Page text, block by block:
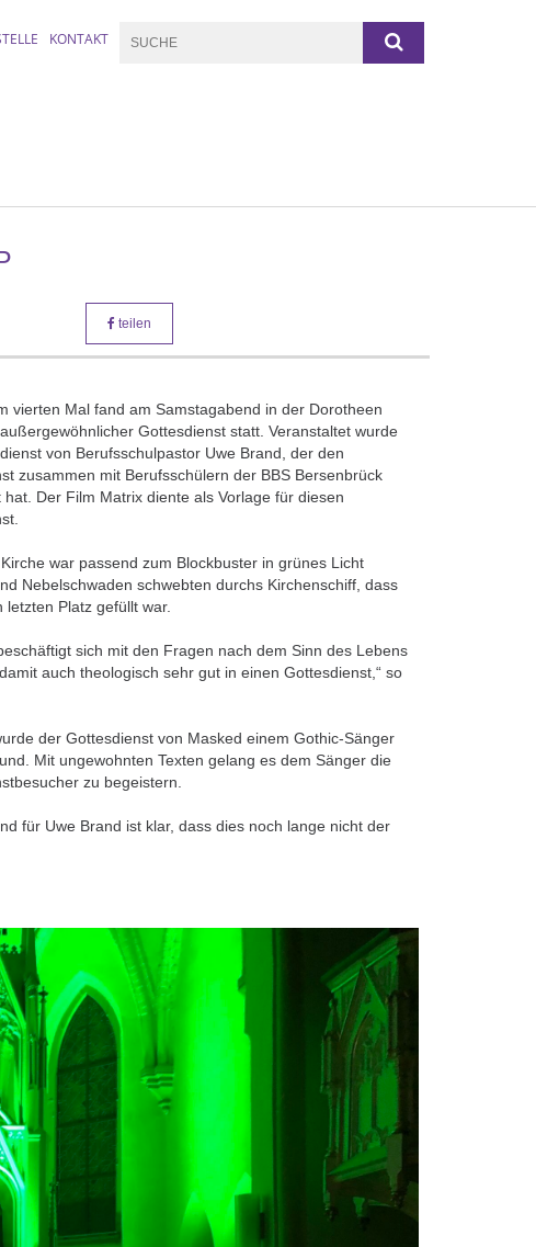
KONTAKT
teilen
vierten Mal fand am Samstagabend in der Dorotheen
Gottesdienst statt. Veranstaltet wurde
von Berufsschulpastor Uwe Brand, der den
zusammen mit Berufsschülern der BBS Bersenbrück
hat. Der Film Matrix diente als Vorlage für diesen
war passend zum Blockbuster in grünes Licht
Nebelschwaden schwebten durchs Kirchenschiff, dass
letzten Platz gefüllt war.
sich mit den Fragen nach dem Sinn des Lebens
auch theologisch sehr gut in einen Gottesdienst,“ so
der Gottesdienst von Masked einem Gothic-Sänger
Mit ungewohnten Texten gelang es dem Sänger die
zu begeistern.
für Uwe Brand ist klar, dass dies noch lange nicht der